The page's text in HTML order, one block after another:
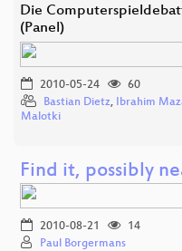
Die
(Panel)
2010-05-24
60
Bastian Dietz, Ibrahim
Malotki
Find it, possibly
2010-08-21
14
Paul Borgermans